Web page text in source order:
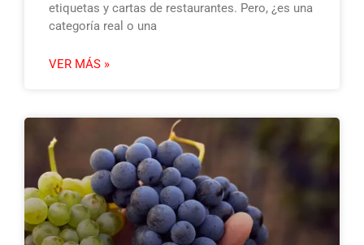
etiquetas y cartas de restaurantes. Pero, ¿es una
categoría real o una
VER MÁS »